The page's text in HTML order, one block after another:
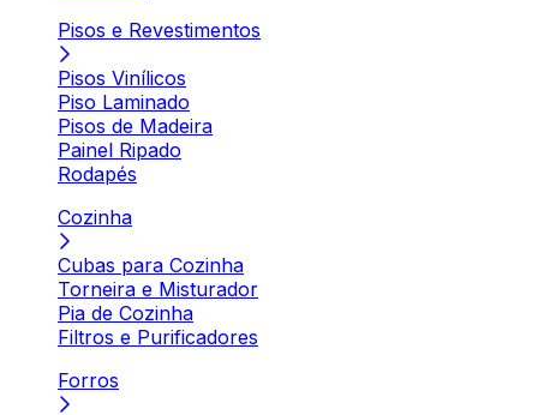
Pisos e Revestimentos
Pisos Vinílicos
Piso Laminado
Pisos de Madeira
Painel Ripado
Rodapés
Cozinha
Cubas para Cozinha
Torneira e Misturador
Pia de Cozinha
Filtros e Purificadores
Forros